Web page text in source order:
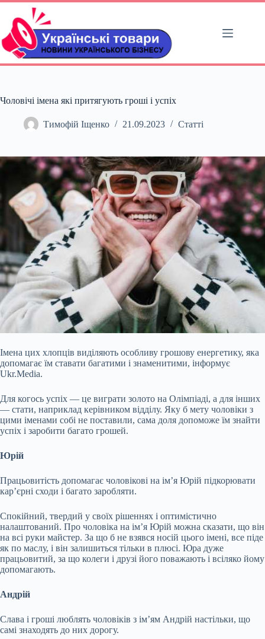
Перейти
вмісту
Чоловічі імена які притягують гроші і успіх
Тимофій Іщенко 21.09.2023 Статті
Імена цих хлопців виділяють особливу грошову енергетику, яка
допомагає їм ставати багатими і знаменитими, інформує
Ukr.Media.
Для когось успіх — це виграти золото на Олімпіаді, а для інших
— стати, наприклад керівником відділу. Яку б мету чоловіки з
цими іменами собі не поставили, сама доля допоможе їм знайти
успіх і заробити багато грошей.
Юрій
Працьовитість допомагає чоловікові на ім’я Юрій підкорювати
кар’єрні сходи і багато заробляти.
Спокійний, твердий у своїх рішеннях і оптимістично
налаштований. Про чоловіка на ім’я Юрій можна сказати, що він
на всі руки майстер. За що б не взявся носій цього імені, все піде
як по маслу, і він залишиться тільки в плюсі. Юра дуже
працьовитий, за що колеги і друзі його поважають і всіляко йому
допомагають.
Андрій
Слава і гроші люблять чоловіків з ім’ям Андрій настільки, що
самі знаходять до них дорогу.